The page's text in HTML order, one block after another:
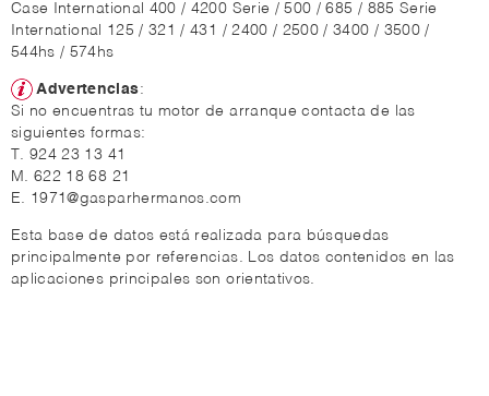
Case International 400 / 4200 Serie / 500 / 685 / 885 Serie
International 125 / 321 / 431 / 2400 / 2500 / 3400 / 3500 /
544hs / 574hs
Advertencias:
Si no encuentras tu motor de arranque contacta de las
siguientes formas:
T. 924 23 13 41
M. 622 18 68 21
E. 1971@gasparhermanos.com
Esta base de datos está realizada para búsquedas
principalmente por referencias. Los datos contenidos en las
aplicaciones principales son orientativos.